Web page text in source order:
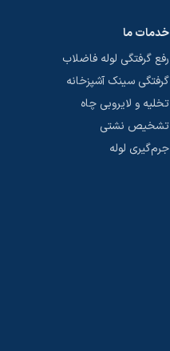
خدمات ما
رفع گرفتگی لوله فاضلاب
گرفتگی سینک آشپزخانه
تخلیه و لایروبی چاه
تشخیص نشتی
جرم‌گیری لوله